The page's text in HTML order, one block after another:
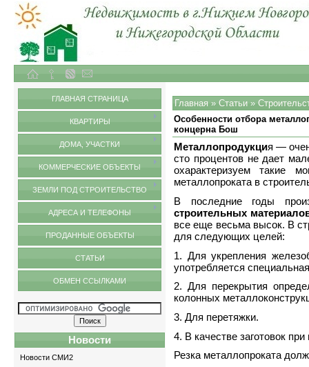
ГЛАВНАЯ СТРАНИЦА
КВАРТИРЫ
ДОМА, УЧАСТКИ
КОММЕРЧЕСКИЕ ОБЪЕКТЫ
ЗЕМЛИ ПОД СТРОИТЕЛЬСТВО
АДРЕСА И ТЕЛЕФОНЫ
ПРОДАННЫЕ ОБЪЕКТЫ
СТАТЬИ
ОБМЕН ССЫЛКАМИ
Новости
Новости СМИ2
Главная » Статьи »
Особенности отбора
концерна Бош
Металлопродукция —
сто процентов не дает
охарактеризуем такие
металлопроката в
В последние годы
строительных
все еще весьма высок. В
для следующих целей:
1. Для укрепления
употребляется
2. Для перекрытия
колонных
3. Для перетяжки.
4. В качестве заготовок
Резка металлопроката